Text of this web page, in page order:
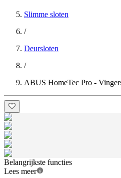
Slimme sloten
/
Deursloten
/
ABUS HomeTec Pro -
Belangrijkste functies
Lees meer